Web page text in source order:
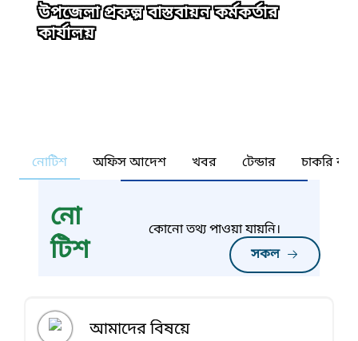
উপজেলা প্রকল্প বাস্তবায়ন কর্মকর্তার
কার্যালয়
নোটিশ অফিস আদেশ খবর টেন্ডার চাকরি
নো
টিশ
সকল
কোনো তথ্য পাওয়া যায়নি।
আমাদের বিষয়ে